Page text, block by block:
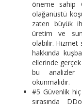
öneme sahip
olağanüstü
zaten büyük
üretim ve
olabilir. Hizmet
hakkında
ellerinde
bu analizler
okunmalıdır.
#5 Güvenlik
sırasında